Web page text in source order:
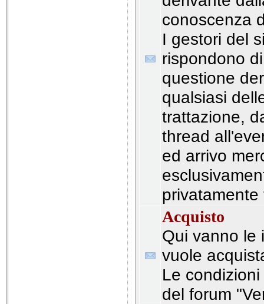
conoscenza
I gestori del
rispondono
questione
qualsiasi
trattazione,
thread
ed arrivo
Acquisto
Qui vanno le
vuole
Le
del forum